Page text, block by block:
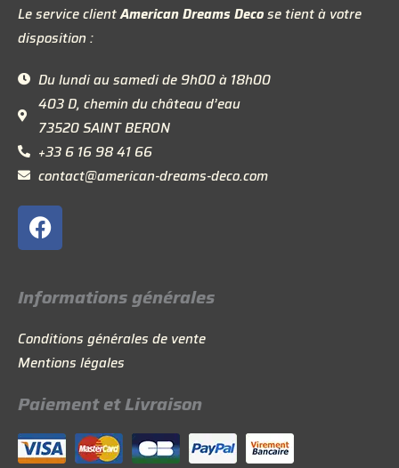
Le service clientAmerican Dreams Decose tient à votre
disposition :
Du lundi au samedi de 9h00 à 18h00
403 D, chemin du château d’eau
73520 SAINT BERON
+33 6 16 98 41 66
contact@american-dreams-deco.com
F
a
c
e
b
o
o
k
Informations générales
Conditions générales de vente
Mentions légales
Paiement et Livraison